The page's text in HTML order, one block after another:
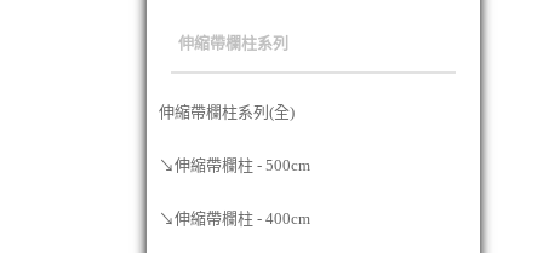
伸縮帶欄柱系列
伸縮帶欄柱系列(全)
↘伸縮帶欄柱 - 500cm
↘伸縮帶欄柱 - 400cm